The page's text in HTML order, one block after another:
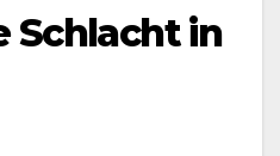
Schlacht in